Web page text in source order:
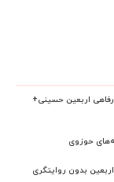
و رفاهی اربعین حسینی+
حوزوی
بدون روایتگری